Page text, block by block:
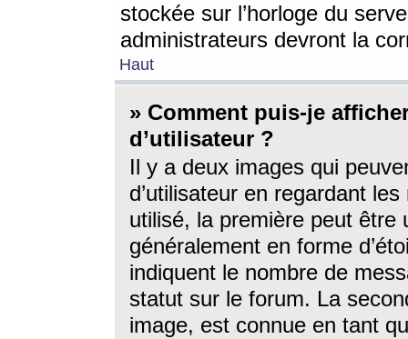
stockée sur l’horloge du
administrateurs devront la
Haut
» Comment puis-je
d’utilisateur ?
Il y a deux images qui
d’utilisateur en regardant
utilisé, la première peut être
généralement en forme
indiquent le nombre de
statut sur le forum. La
image, est connue en tant